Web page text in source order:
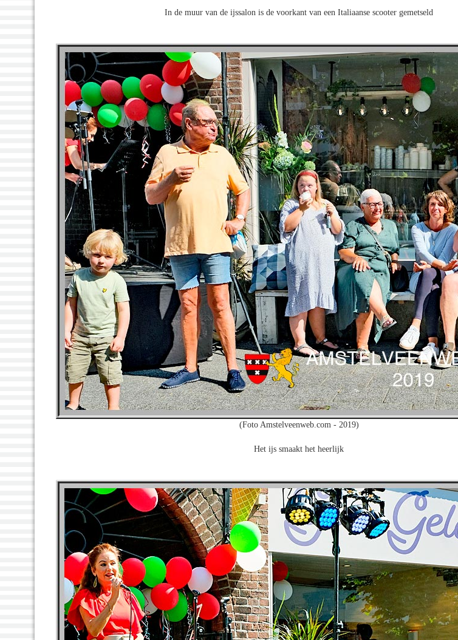
In de muur van de ijssalon is de voorkant van een Italiaanse scooter gemetseld
(Foto Amstelveenweb.com - 2019)
Het ijs smaakt het heerlijk